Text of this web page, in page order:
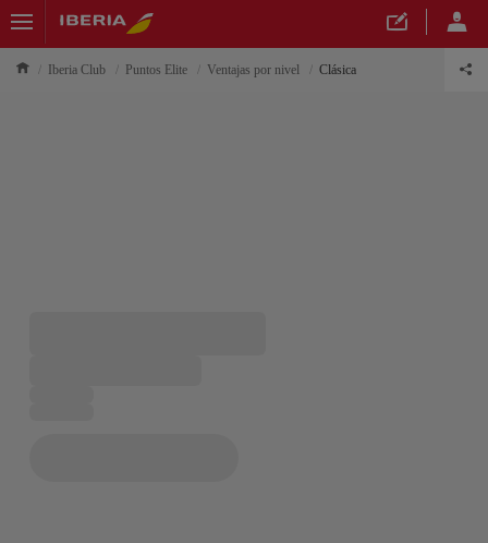
Iberia Club Puntos Elite Ventajas por nivel Clásica